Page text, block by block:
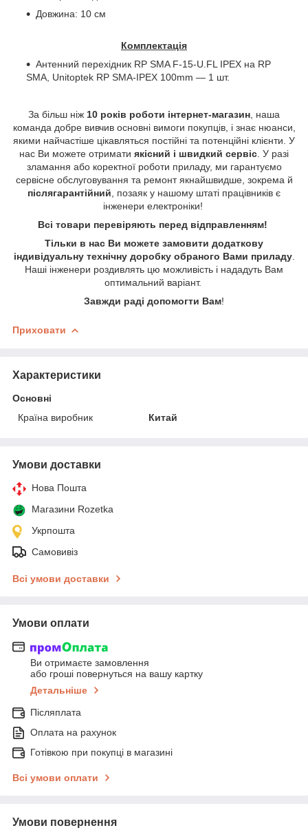
Довжина: 10 см
Комплектація
Антенний перехідник RP SMA F-15-U FL IPEX на RP
SMA Unitoptek RP SMA-IPEX 100mm — 1 шт.
За більш ніж 10 років роботи інтернет-магазин , наша
команда добре вивчив основні вимоги покупців, і знає нюанси,
якими найчастіше цікавляться постійні та потенційні клієнти. У
нас Ви можете отримати якісний і швидкий сервіс . У разі
зламання або коректної роботи приладу, ми гарантуємо
сервісне обслуговування та ремонт якнайшвидше, зокрема й
післягарантійний , позаяк у нашому штаті працівників є
інженери електроніки!
Всі товари перевіряють перед відправленням!
Тільки в нас Ви можете замовити додаткову
індивідуальну технічну доробку обраного Вами приладу.
Наші інженери роздивлять цю можливість і нададуть Вам
оптимальний варіант.
Завжди раді допомогти Вам!
Приховати
Характеристики
Основні
Країна виробник
Китай
Умови доставки
Нова Пошта
Магазини Rozetka
Укрпошта
Самовивіз
Всі умови доставки
Умови оплати
Ви отримаєте замовлення
або гроші повернуться на вашу картку
Детальніше
Післяплата
Оплата на рахунок
Готівкою при покупці в магазині
Всі умови оплати
Умови повернення